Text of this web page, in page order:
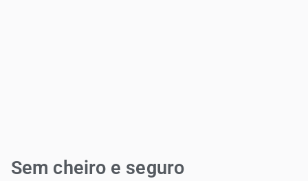
Sem cheiro e seguro